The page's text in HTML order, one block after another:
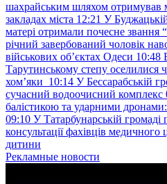
шахрайським шляхом отримував
закладах міста 12:21 У
матері отримали почесне звання
річний завербований чоловік
військових обʼєктах Одеси 10:48
Тарутинському степу оселилися
хом’яки 10:14 У Бессарабській
сучасний водоочисний комплекс
балістикою та ударними
09:10 У Татарбунарській
консультації фахівців медичного
дитини
Рекламные новости